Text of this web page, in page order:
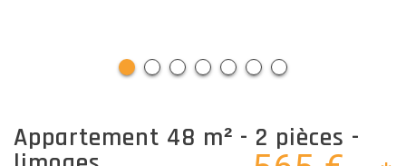
appartement 48 m² - 2 pièces -